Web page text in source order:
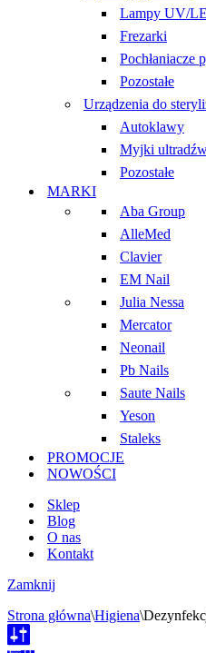
Lampy UV/
Frezarki
Pochłaniacze
Pozostałe
Urządzenia do
Autoklawy
Myjki
Pozostałe
MARKI
Aba Group
AlleMed
Clavier
EM Nail
Julia Nessa
Mercator
Neonail
Pb Nails
Saute Nails
Yeson
Staleks
PROMOCJE
NOWOŚCI
Sklep
Blog
O nas
Kontakt
Zamknij
Strona główna\Higiena\